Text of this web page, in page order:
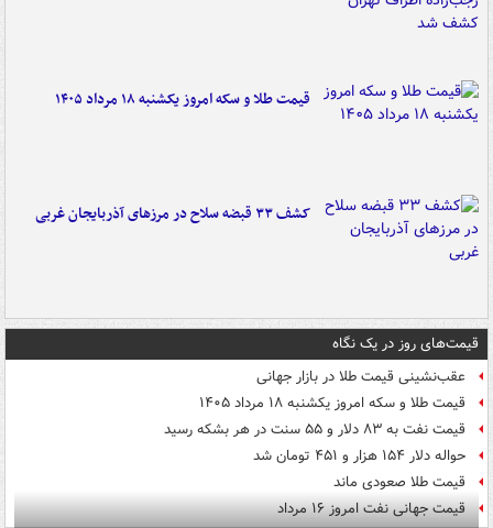
قیمت طلا و سکه امروز یکشنبه ۱۸ مرداد ۱۴۰۵
کشف ۳۳ قبضه سلاح در مرزهای آذربایجان غربی
قیمت‌های روز در یک نگاه
عقب‌نشینی قیمت طلا در بازار جهانی
قیمت طلا و سکه امروز یکشنبه ۱۸ مرداد ۱۴۰۵
قیمت نفت به ۸۳ دلار و ۵۵ سنت در هر بشکه رسید
حواله دلار ۱۵۴ هزار و ۴۵۱ تومان شد
قیمت طلا صعودی ماند
قیمت جهانی نفت امروز ۱۶ مرداد